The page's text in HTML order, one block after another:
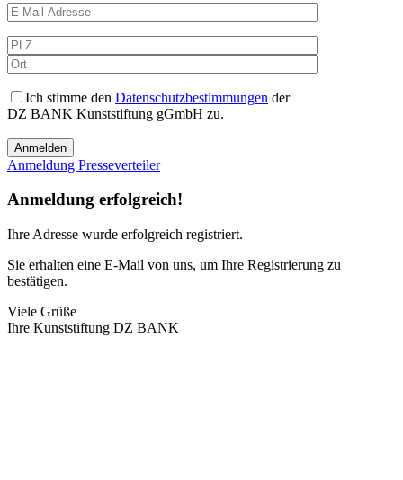
Ich stimme den Datenschutzbestimmungen der
DZ BANK Kunststiftung gGmbH zu.
Anmeldung Presseverteiler
Anmeldung erfolgreich!
Ihre Adresse wurde erfolgreich registriert.
Sie erhalten eine E-Mail von uns, um Ihre Registrierung zu
bestätigen.
Viele Grüße
Ihre Kunststiftung DZ BANK